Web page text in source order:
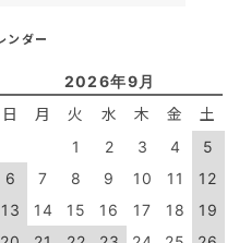
ンダー
2026年9月
日 月 火 水 木 金 土
1 2 3 4
5
6
7 8 9 10 11
12
13
14 15 16 17 18
19